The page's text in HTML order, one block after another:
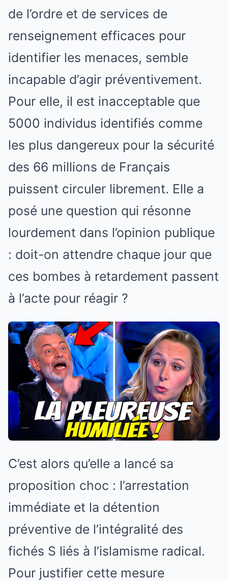
de l’ordre et de services de
renseignement efficaces pour
identifier les menaces, semble
incapable d’agir préventivement.
Pour elle, il est inacceptable que
5000 individus identifiés comme
les plus dangereux pour la sécurité
des 66 millions de Français
puissent circuler librement. Elle a
posé une question qui résonne
lourdement dans l’opinion publique
: doit-on attendre chaque jour que
ces bombes à retardement passent
à l’acte pour réagir ?
C’est alors qu’elle a lancé sa
proposition choc : l’arrestation
immédiate et la détention
préventive de l’intégralité des
fichés S liés à l’islamisme radical.
Pour justifier cette mesure